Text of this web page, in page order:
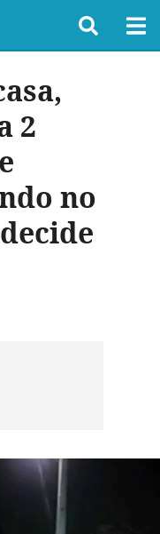
2
no